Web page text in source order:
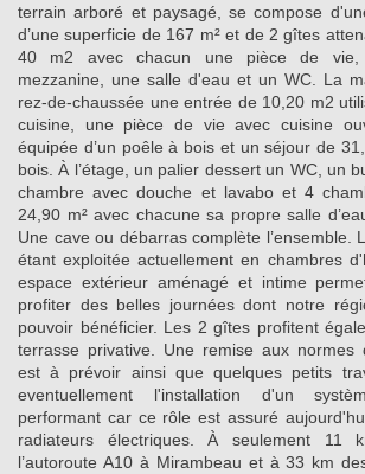
terrain arboré et paysagé, se compose
d’une superficie de 167 m² et de 2 gîtes
40 m2 avec chacun une pièce de vie,
mezzanine, une salle d'eau et un WC. La
rez-de-chaussée une entrée de 10,20 m2
cuisine, une pièce de vie avec cuisine
équipée d’un poêle à bois et un séjour de
bois. À l’étage, un palier dessert un WC, un
chambre avec douche et lavabo et 4
24,90 m² avec chacune sa propre salle
Une cave ou débarras complète l’ensemble.
étant exploitée actuellement en chambres
espace extérieur aménagé et intime
profiter des belles journées dont notre
pouvoir bénéficier. Les 2 gîtes profitent
terrasse privative. Une remise aux normes
est à prévoir ainsi que quelques petits
eventuellement l'installation d'un
performant car ce rôle est assuré
radiateurs électriques. À seulement 11
l’autoroute A10 à Mirambeau et à 33 km